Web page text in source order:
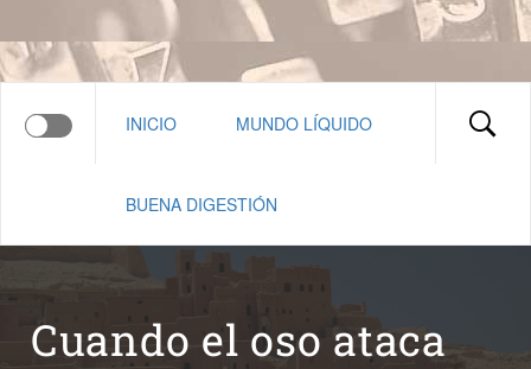
INICIO MUNDO LÍQUIDO
BUENA DIGESTIÓN
Cuando el oso ataca